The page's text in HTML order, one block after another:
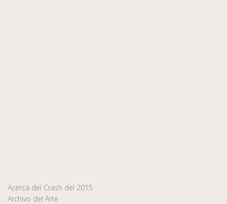
Acerca del Crash del 2015
Archivo del Arte